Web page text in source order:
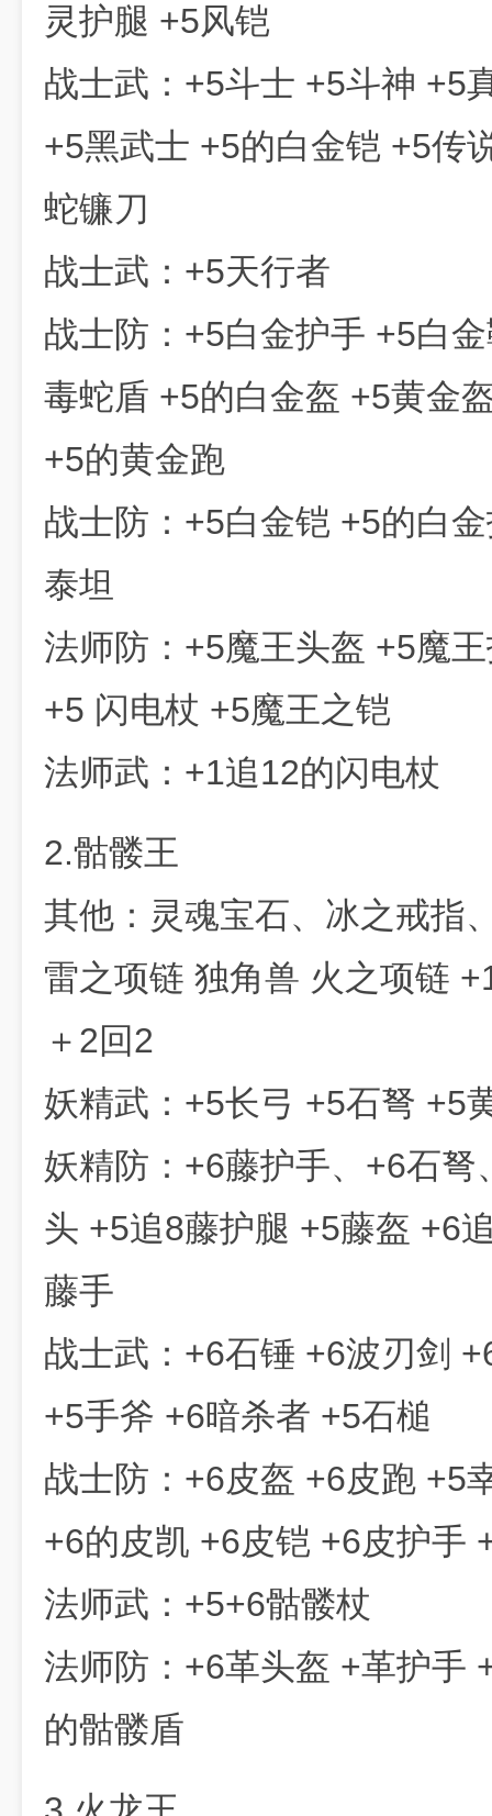
灵护腿 +5风铠
战士武：+5斗士 +5斗神 +5
+5黑武士 +5的白金铠 +5传
蛇镰刀
战士武：+5天行者
战士防：+5白金护手 +5白
毒蛇盾 +5的白金盔 +5黄金
+5的黄金跑
战士防：+5白金铠 +5的白
泰坦
法师防：+5魔王头盔 +5魔
+5 闪电杖 +5魔王之铠
法师武：+1追12的闪电杖
2.骷髅王
其他：灵魂宝石、冰之戒指
雷之项链 独角兽 火之项链
＋2回2
妖精武：+5长弓 +5石弩 +5
妖精防：+6藤护手、+6石
头 +5追8藤护腿 +5藤盔 +6
藤手
战士武：+6石锤 +6波刃剑
+5手斧 +6暗杀者 +5石槌
战士防：+6皮盔 +6皮跑 +5
+6的皮凯 +6皮铠 +6皮护手
法师武：+5+6骷髅杖
法师防：+6革头盔 +革护手
的骷髅盾